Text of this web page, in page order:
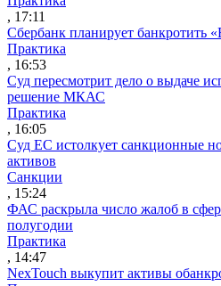
, 17:11
Сбербанк планирует банкротить
Практика
, 16:53
Суд пересмотрит дело о выдаче
решение МКАС
Практика
, 16:05
Суд ЕС истолкует санкционные
активов
Санкции
, 15:24
ФАС раскрыла число жалоб в
полугодии
Практика
, 14:47
NexTouch выкупит активы